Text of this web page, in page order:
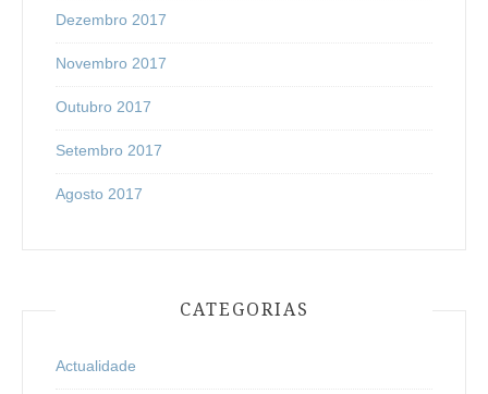
Dezembro 2017
Novembro 2017
Outubro 2017
Setembro 2017
Agosto 2017
CATEGORIAS
Actualidade